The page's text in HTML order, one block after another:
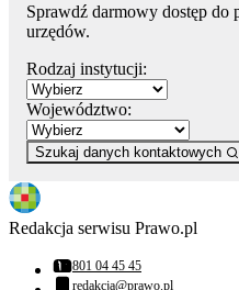
Sprawdź darmowy dostęp do
urzędów.
Rodzaj instytucji:
Województwo:
Szukaj danych kontaktowych
Redakcja serwisu Prawo.pl
Numer telefonu:
801 04 45 45
redakcja@prawo.pl